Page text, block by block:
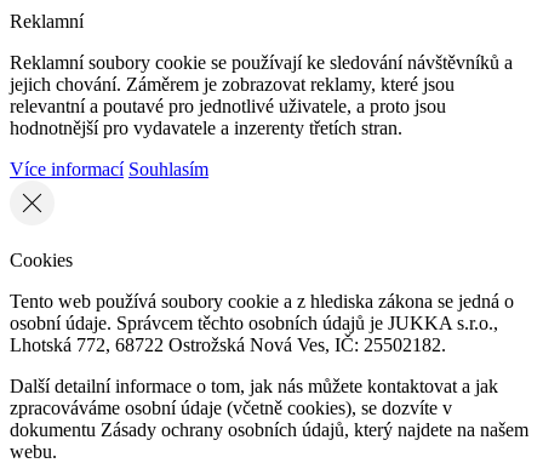
Reklamní
Reklamní soubory cookie se používají ke sledování návštěvníků a
jejich chování. Záměrem je zobrazovat reklamy, které jsou
relevantní a poutavé pro jednotlivé uživatele, a proto jsou
hodnotnější pro vydavatele a inzerenty třetích stran.
Více informací Souhlasím
Cookies
Tento web používá soubory cookie a z hlediska zákona se jedná o
osobní údaje. Správcem těchto osobních údajů je JUKKA s.r.o.,
Lhotská 772, 68722 Ostrožská Nová Ves, IČ: 25502182.
Další detailní informace o tom, jak nás můžete kontaktovat a jak
zpracováváme osobní údaje (včetně cookies), se dozvíte v
dokumentu Zásady ochrany osobních údajů, který najdete na našem
webu.